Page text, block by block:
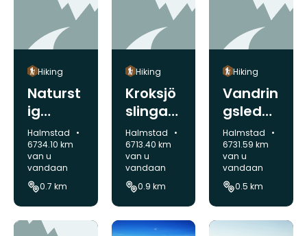
Hiking
Naturst
ig
genväg
1 mars
- 31 maj
700 m
Gemeente:
Halmstad
6734.10 km
van u
vandaan
0.7 km
Hiking
Kroksjö
slingan
1 km
Gemeente:
Halmstad
6713.40 km
van u
vandaan
0.9 km
Hiking
Vandrin
gsled
till
utsikts
punkt
Gemeente:
Halmstad
6731.59 km
van u
vandaan
0.5 km